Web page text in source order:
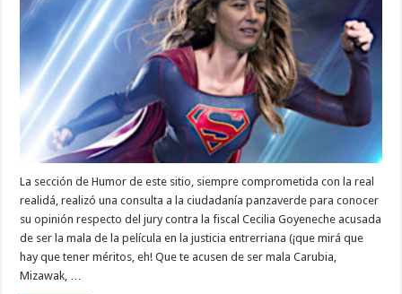
La sección de Humor de este sitio, siempre comprometida con la real
realidá, realizó una consulta a la ciudadanía panzaverde para conocer
su opinión respecto del jury contra la fiscal Cecilia Goyeneche acusada
de ser la mala de la película en la justicia entrerriana (¡que mirá que
hay que tener méritos, eh! Que te acusen de ser mala Carubia,
Mizawak, …